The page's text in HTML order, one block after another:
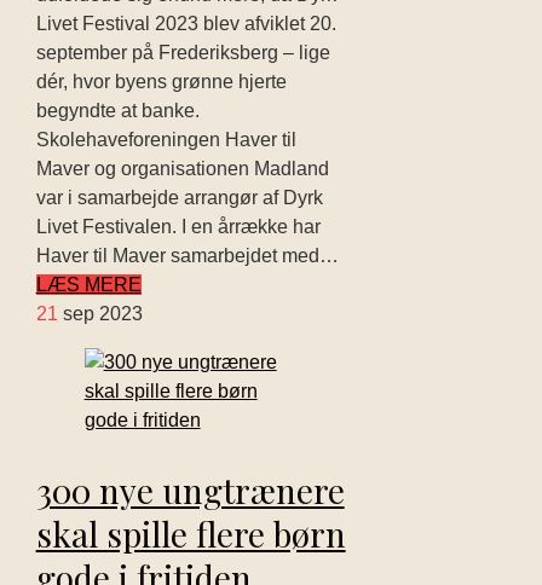
Livet Festival 2023 blev afviklet 20.
september på Frederiksberg – lige
dér, hvor byens grønne hjerte
begyndte at banke.
Skolehaveforeningen Haver til
Maver og organisationen Madland
var i samarbejde arrangør af Dyrk
Livet Festivalen. I en årrække har
Haver til Maver samarbejdet med…
LÆS MERE
21 sep 2023
300 nye ungtrænere
skal spille flere børn